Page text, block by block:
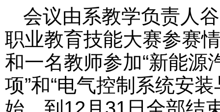
会议由系教学负责人
职业教育技能大赛参赛
和一名教师参加“新能源
项”和“电气控制系统安